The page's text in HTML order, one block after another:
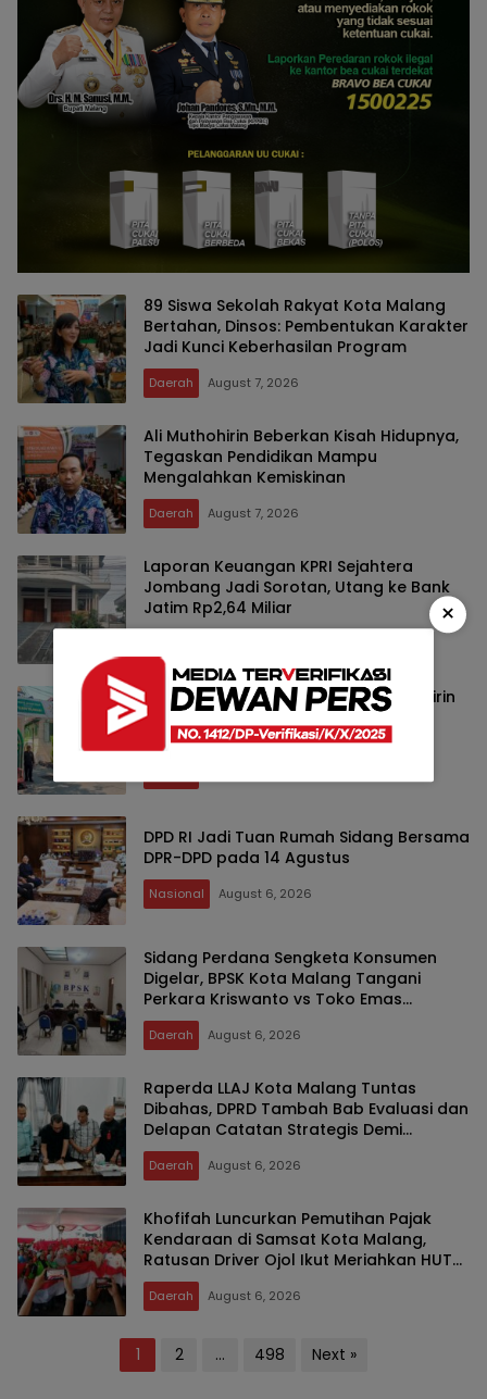
89 Siswa Sekolah Rakyat Kota Malang
Bertahan, Dinsos: Pembentukan Karakter
Jadi Kunci Keberhasilan Program
Daerah August 7, 2026
Ali Muthohirin Beberkan Kisah Hidupnya,
Tegaskan Pendidikan Mampu
Mengalahkan Kemiskinan
Daerah August 7, 2026
Laporan Keuangan KPRI Sejahtera
Jombang Jadi Sorotan, Utang ke Bank
Jatim Rp2,64 Miliar
Muktamar NU ke-35: Ribuan Muktamirin
Bakal Nikmati Kopi Gratis di
Tambakberas
DPD RI Jadi Tuan Rumah Sidang Bersama
DPR-DPD pada 14 Agustus
Nasional August 6, 2026
Sidang Perdana Sengketa Konsumen
Digelar, BPSK Kota Malang Tangani
Perkara Kriswanto vs Toko Emas
Majusari
Daerah August 6, 2026
Raperda LLAJ Kota Malang Tuntas
Dibahas, DPRD Tambah Bab Evaluasi dan
Delapan Catatan Strategis Demi
Keselamatan Warga
Daerah August 6, 2026
Khofifah Luncurkan Pemutihan Pajak
Kendaraan di Samsat Kota Malang,
Ratusan Driver Ojol Ikut Meriahkan HUT
RI
Daerah August 6, 2026
1 2 … 498 Next »
×